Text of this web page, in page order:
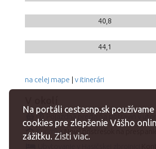
Na portáli cestasnp.sk
cookies pre zlepšenie Vášho
zážitku. Zisti viac.
40,8
44,1
na celej mape | v itinerári
Pojazdná predajňa potravín v
Kurimka Nový prístrešok na